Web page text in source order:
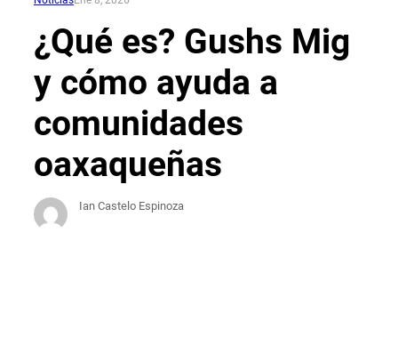
¿Qué es? Gushs Mig
y cómo ayuda a
comunidades
oaxaqueñas
Ian Castelo Espinoza